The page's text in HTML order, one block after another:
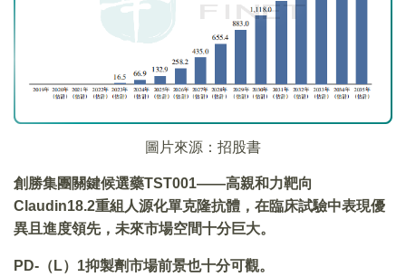
圖片來源：招股書
創勝集團關鍵候選藥TST001——高親和力靶向
Claudin18.2重組人源化單克隆抗體 ， 在臨床試驗中表現優
異且進度領先， 未來市場空間十分巨大。
PD-（L）1抑製劑市場前景也十分可觀。